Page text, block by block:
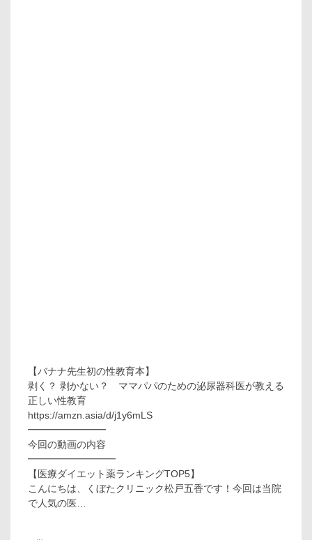
【バナナ先生初の性教育本】
剥く？ 剥かない？ ママパパのための泌尿器科医が教える
正しい性教育
https://amzn.asia/d/j1y6mLS
━━━━━━━━
今回の動画の内容
━━━━━━━━━
【医療ダイエット薬ランキングTOP5】
こんにちは、くぼたクリニック松戸五香です！今回は当院
で人気の医…